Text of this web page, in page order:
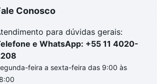
Conosco
para dúvidas gerais:
e WhatsApp: +55 11 4020-
feira a sexta-feira das 9:00 às